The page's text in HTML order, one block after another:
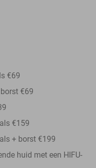
€69
€69
€159
+ borst €199
huid met een HIFU-